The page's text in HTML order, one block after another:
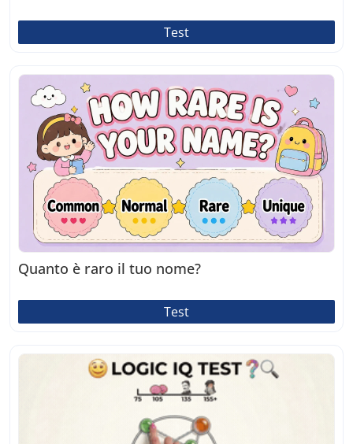
Test
Quanto è raro il tuo nome?
Test